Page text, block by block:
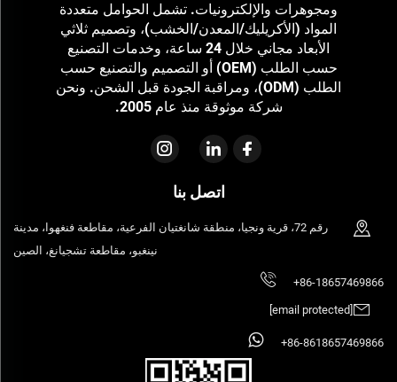
ومجوهرات والإلكترونيات. تشمل الحوامل متعددة
المواد (الأكريليك/المعدن/الخشب)، وتصميم ثلاثي
الأبعاد مجاني خلال 24 ساعة، وخدمات التصنيع
حسب الطلب (OEM) أو التصميم والتصنيع حسب
الطلب (ODM)، ومراقبة الجودة قبل الشحن. ونحن
شركة موثوقة منذ عام 2005.
اتصل بنا
رقم 72، قرية ونجيا، منطقة شانغتيان الفرعية، مقاطعة فنغهوا، مدينة
نينغبو، مقاطعة تشجيانغ، الصين
+86-18657469866
+86-8618657469866